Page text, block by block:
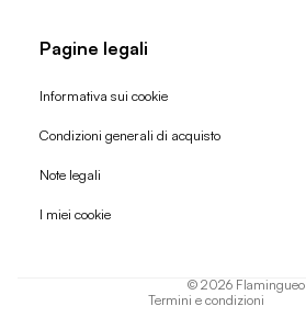
Pagine legali
Informativa sui cookie
Condizioni generali di acquisto
Note legali
I miei cookie
© 2026 Flamingueo
Termini e condizioni
Politica di rimborso